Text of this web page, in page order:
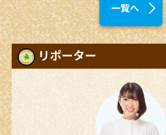
一覧へ
リポーター